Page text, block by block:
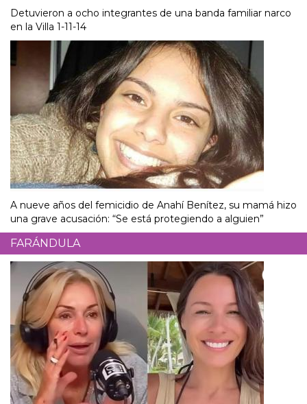
Detuvieron a ocho integrantes de una banda familiar narco
en la Villa 1-11-14
A nueve años del femicidio de Anahí Benítez, su mamá hizo
una grave acusación: “Se está protegiendo a alguien”
FARÁNDULA